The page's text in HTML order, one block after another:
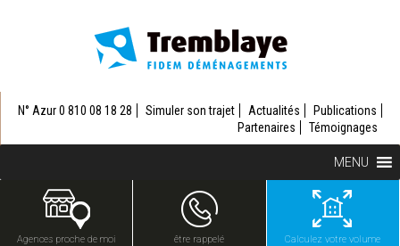
N° Azur 0 810 08 18 28 Simuler son trajet Actualités
Publications
Partenaires
Témoignages
MENU
Agences proche de moi être rappelé Calculez votre volume